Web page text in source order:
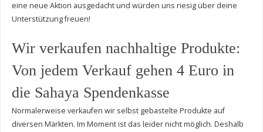
eine neue Aktion ausgedacht und würden uns riesig über deine
Unterstützung freuen!
Wir verkaufen nachhaltige Produkte:
Von jedem Verkauf gehen 4 Euro in
die Sahaya Spendenkasse
Normalerweise verkaufen wir selbst gebastelte Produkte auf
diversen Märkten. Im Moment ist das leider nicht möglich. Deshalb